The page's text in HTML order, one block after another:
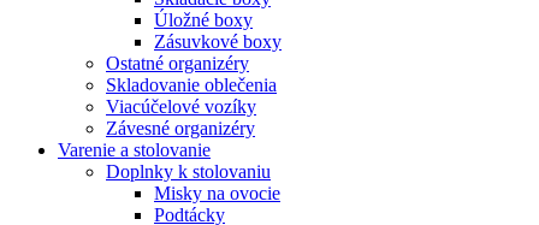
Úložné boxy
Zásuvkové boxy
Ostatné organizéry
Skladovanie oblečenia
Viacúčelové vozíky
Závesné organizéry
Varenie a stolovanie
Doplnky k stolovaniu
Misky na ovocie
Podtácky